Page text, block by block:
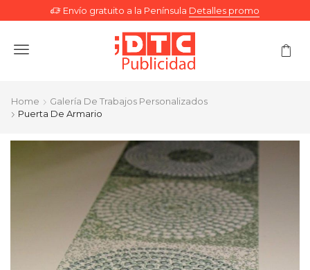
Envío gratuito a la Península Detalles promo
Menu
Home
Galería De Trabajos Personalizados
Puerta De Armario